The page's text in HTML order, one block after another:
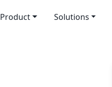
Product Solutions